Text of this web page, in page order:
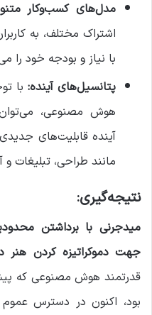
مدل‌های کسب‌وکار
اشتراک مختلف، به
با نیاز و بودجه خود را
پتانسیل‌های آینده: با
هوش مصنوعی،
آینده قابلیت‌های
مانند طراحی، تبلیغات و
نتیجه‌گیری:
میدجرنی با برداشتن
جهت دموکراتیزه کردن هنر
قدرتمند هوش مصنوعی که
بود، اکنون در دسترس عموم